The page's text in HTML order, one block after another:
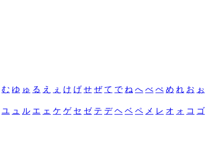
む ゆ ゅ る え ぇ け げ せ ぜ て で ね へ べ ぺ め れ お ぉ
ユ ュ ル エ ェ ケ ゲ セ ゼ テ デ ヘ ベ ペ メ レ オ ォ コ ゴ